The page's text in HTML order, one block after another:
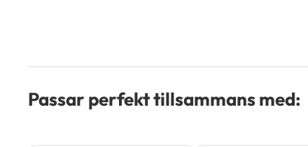
Passar perfekt tillsammans med: